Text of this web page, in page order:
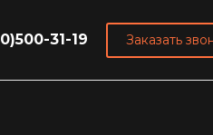
31-19 Заказать